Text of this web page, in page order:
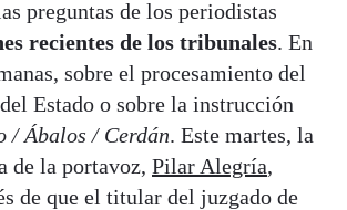
preguntas de los periodistas
recientes de los tribunales. En
sobre el procesamiento del
Estado o sobre la instrucción
/ Ábalos / Cerdán. Este martes, la
de la portavoz, Pilar Alegría,
de que el titular del juzgado de